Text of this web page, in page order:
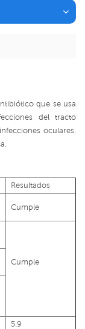
que se usa
del tracto
oculares.
Resultados
Cumple
Cumple
5.9